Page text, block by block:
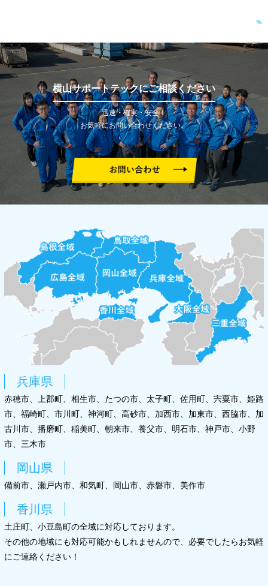
横山サポートテックにご相談ください
迅速・確実・安全！
お気軽にお問い合わせください。
兵庫県
赤穂市、上郡町、相生市、たつの市、太子町、佐用町、宍粟市、姫路
市、福崎町、市川町、神河町、高砂市、加西市、加東市、西脇市、加
古川市、播磨町、稲美町、朝来市、養父市、明石市、神戸市、小野
市、三木市
岡山県
備前市、瀬戸内市、和気町、岡山市、赤磐市、美作市
香川県
土庄町、小豆島町の全域に対応しております。
その他の地域にも対応可能かもしれませんので、必要でしたらお気軽
にご連絡ください！